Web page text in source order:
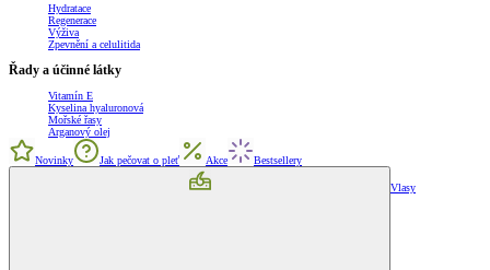
Hydratace
Regenerace
Výživa
Zpevnění a celulitida
Řady a účinné látky
Vitamín E
Kyselina hyaluronová
Mořské řasy
Arganový olej
Novinky Jak pečovat o pleť Akce Bestsellery
Vlasy